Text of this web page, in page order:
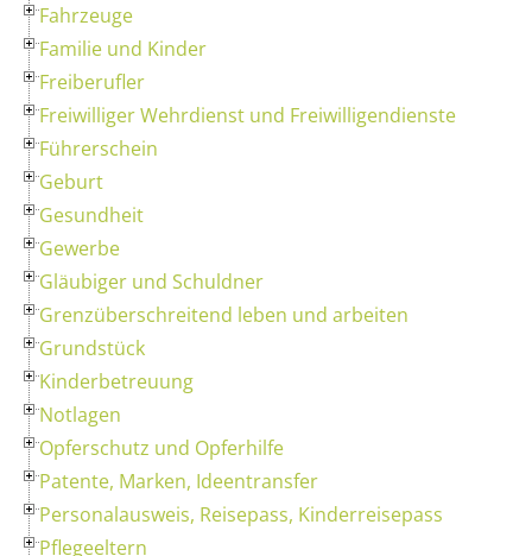
Fahrzeuge
Familie und Kinder
Freiberufler
Freiwilliger Wehrdienst und Freiwilligendienste
Führerschein
Geburt
Gesundheit
Gewerbe
Gläubiger und Schuldner
Grenzüberschreitend leben und arbeiten
Grundstück
Kinderbetreuung
Notlagen
Opferschutz und Opferhilfe
Patente, Marken, Ideentransfer
Personalausweis, Reisepass, Kinderreisepass
Pflegeeltern